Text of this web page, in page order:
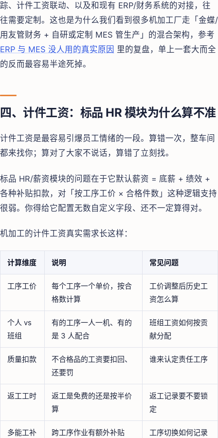
踪、计件工资联动、以及和现有 ERP/财务系统的对接，往
往需要定制。这也是为什么我们看到很多机加工厂走「金蝶/
用友管财务 + 自研或定制 MES 管生产」的混合架构，参考
ERP 与 MES 没人用的真实原因 里的复盘，单上一套大而全
的反而最容易半途死掉。
四、计件工资：标品 HR 模块为什么算不准
计件工资是最容易引爆员工情绪的一段。算错一次，整车间
都来找你；算对了大家不说话，算错了立刻找。
标品 HR/薪资模块的问题在于它默认薪资 = 底薪 + 绩效 +
各种补贴扣款，对「按工序工价 × 合格件数」这种逻辑支持
很弱。你得给它配置无数自定义字段、还不一定算得对。
机加工的计件工资真实需求长这样：
计算维度 说明 常见问题
工序工价
每个工序一个单价，按合
格数计算
工价调整后历史工
资怎么算
个人 vs
班组
有的工序一人一机、有的
是 3 人配合
班组工资如何按贡
献分配
质量扣款
不合格品的工资要扣回、
还要罚
谁来认定责任工序
返工工时
返工是免费的还是按半价
算
返工记录要不要锁
定
多能工补
跨工序作业有额外补贴 工序切换如何记录